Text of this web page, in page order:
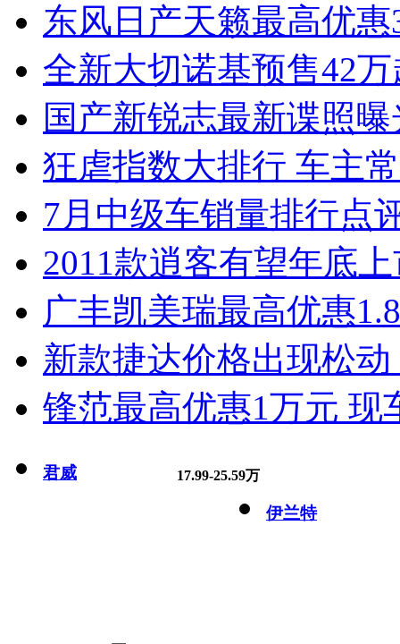
东风日产天籁最高优
全新大切诺基预售42
国产新锐志最新谍照
狂虐指数大排行 车主
7月中级车销量排行点
2011款逍客有望年底
广丰凯美瑞最高优惠
新款捷达价格出现松
锋范最高优惠1万元 现
君威 17.99-25.59万
伊兰特